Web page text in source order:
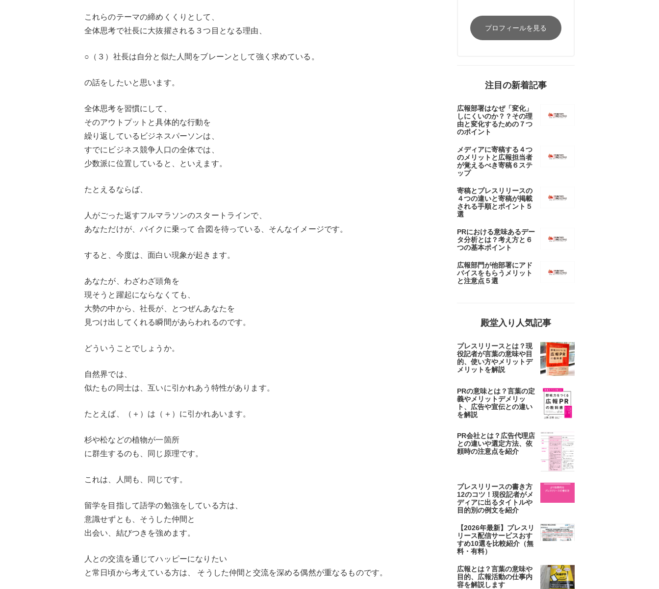
これらのテーマの締めくくりとして、
全体思考で社長に大抜擢される３つ目となる理由、
○（３）社長は自分と似た人間をブレーンとして強く求めている。
の話をしたいと思います。
全体思考を習慣にして、
そのアウトプットと具体的な行動を
繰り返しているビジネスパーソンは、
すでにビジネス競争人口の全体では、
少数派に位置していると、といえます。
たとえるならば、
人がごった返すフルマラソンのスタートラインで、
あなただけが、バイクに乗って 合図を待っている、そんなイメージです。
すると、今度は、面白い現象が起きます。
あなたが、わざわざ頭角を
現そうと躍起にならなくても、
大勢の中から、社長が、とつぜんあなたを
見つけ出してくれる瞬間があらわれるのです。
どういうことでしょうか。
自然界では、
似たもの同士は、互いに引かれあう特性があります。
たとえば、（＋）は（＋）に引かれあいます。
杉や松などの植物が一箇所
に群生するのも、同じ原理です。
これは、人間も、同じです。
留学を目指して語学の勉強をしている方は、
意識せずとも、そうした仲間と
出会い、結びつきを強めます。
人との交流を通じてハッピーになりたい
と常日頃から考えている方は、 そうした仲間と交流を深める偶然が重なるものです。
プロフィールを見る
注目の新着記事
広報部署はなぜ「変化」
しにくいのか？？その理
由と変化するための７つ
のポイント
メディアに寄稿する４つ
のメリットと広報担当者
が覚えるべき寄稿６ステ
ップ
寄稿とプレスリリースの
４つの違いと寄稿が掲載
される手順とポイント５
選
PRにおける意味あるデー
タ分析とは？考え方と６
つの基本ポイント
広報部門が他部署にアド
バイスをもらうメリット
と注意点５選
殿堂入り人気記事
プレスリリースとは？現
役記者が言葉の意味や目
的、使い方やメリットデ
メリットを解説
PRの意味とは？言葉の定
義やメリットデメリッ
ト、広告や宣伝との違い
を解説
PR会社とは？広告代理店
との違いや選定方法、依
頼時の注意点を紹介
プレスリリースの書き方
12のコツ！現役記者がメ
ディアに出るタイトルや
目的別の例文を紹介
【2026年最新】プレスリ
リース配信サービスおす
すめ10選を比較紹介（無
料・有料）
広報とは？言葉の意味や
目的、広報活動の仕事内
容を解説します